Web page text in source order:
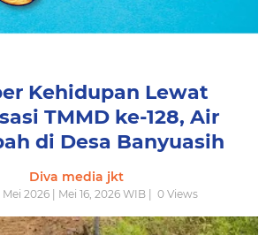
Kehidupan Lewat
TMMD ke-128, Air
di Desa Banyuasih
Diva media jkt
Mei 2026 | Mei 16, 2026 WIB | 0 Views